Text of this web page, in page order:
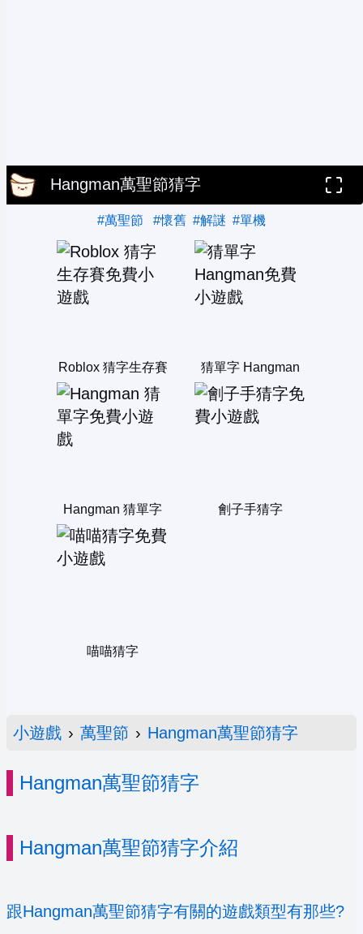
Hangman萬聖節猜字
#萬聖節 #懷舊 #解謎 #單機
Roblox 猜字生存賽 猜單字 Hangman
Hangman 猜單字 劊子手猜字
喵喵猜字
小遊戲 › 萬聖節 › Hangman萬聖節猜字
Hangman萬聖節猜字
Hangman萬聖節猜字介紹
跟Hangman萬聖節猜字有關的遊戲類型有那些?